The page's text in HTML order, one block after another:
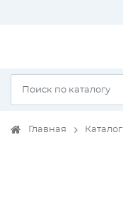
Главная Каталог